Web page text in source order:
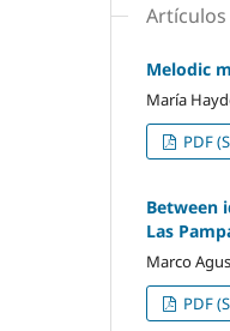
Artículos
Melodic
María
PDF
Between
Las
Marco
PDF